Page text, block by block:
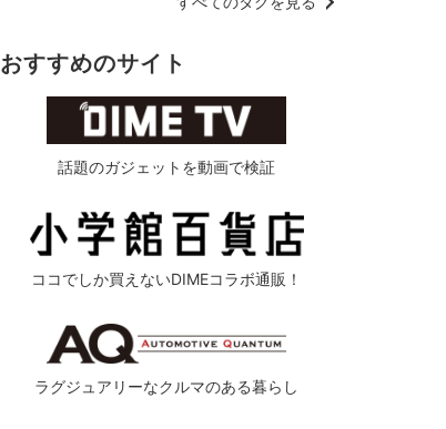
おすすめのサイト
話題のガジェットを動画で検証
ココでしか買えないDIMEコラボ通販！
ラグジュアリーなクルマのある暮らし